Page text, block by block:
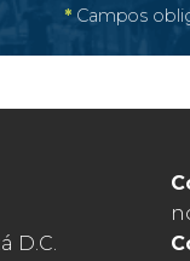
*Campos
D.C.